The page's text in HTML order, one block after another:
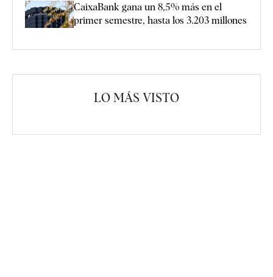
CaixaBank gana un 8,5% más en el
primer semestre, hasta los 3.203 millones
LO MÁS VISTO